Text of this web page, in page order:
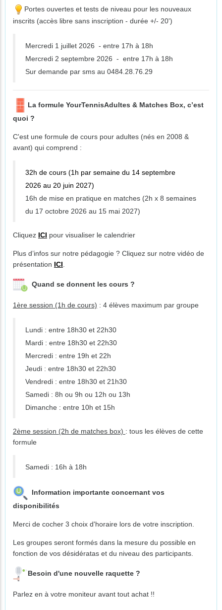
Portes ouvertes et tests de niveau pour les nouveaux
inscrits (accès libre sans inscription - durée +/- 20')
Mercredi 1 juillet 2026 - entre 17h à 18h
Mercredi 2 septembre 2026 - entre 17h à 18h
Sur demande par sms au 0484.28.76.29
La formule YourTennisAdultes & Matches Box, c’est
quoi ?
C'est une formule de cours pour adultes (nés en 2008 &
avant) qui comprend :
32h de cours (1h par semaine du 14 septembre
2026 au 20 juin 2027)
16h de mise en pratique en matches (2h x 8 semaines
du 17 octobre 2026 au 15 mai 2027)
Cliquez ICI pour visualiser le calendrier
Plus d’infos sur notre pédagogie ? Cliquez sur notre vidéo de
présentation ICI
Quand se donnent les cours ?
1ère session (1h de cours) : 4 élèves maximum par groupe
Lundi : entre 18h30 et 22h30
Mardi : entre 18h30 et 22h30
Mercredi : entre 19h et 22h
Jeudi : entre 18h30 et 22h30
Vendredi : entre 18h30 et 21h30
Samedi : 8h ou 9h ou 12h ou 13h
Dimanche : entre 10h et 15h
2ème session (2h de matches box) : tous les élèves de cette
formule
Samedi : 16h à 18h
Information importante concernant vos
disponibilités
Merci de cocher 3 choix d'horaire lors de votre inscription.
Les groupes seront formés dans la mesure du possible en
fonction de vos désidératas et du niveau des participants.
Besoin d'une nouvelle raquette ?
Parlez en à votre moniteur avant tout achat !!